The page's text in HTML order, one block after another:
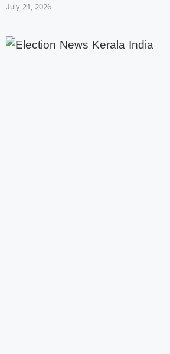
July 21, 2026